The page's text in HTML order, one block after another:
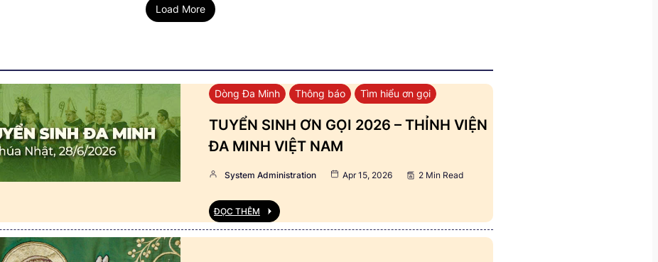
Load More
Dòng Đa Minh Thông báo Tìm hiểu ơn gọi
TUYỂN SINH ƠN GỌI 2026 – THỈNH VIỆN
ĐA MINH VIỆT NAM
System Administration Apr 15, 2026 2 Min Read
ĐỌC THÊM